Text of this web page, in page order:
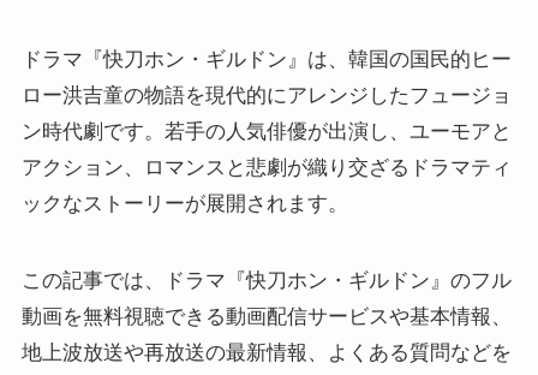
ドラマ『快刀ホン・ギルドン』は、韓国の国民的ヒー
ロー洪吉童の物語を現代的にアレンジしたフュージョ
ン時代劇です。若手の人気俳優が出演し、ユーモアと
アクション、ロマンスと悲劇が織り交ざるドラマティ
ックなストーリーが展開されます。
この記事では、ドラマ『快刀ホン・ギルドン』のフル
動画を無料視聴できる動画配信サービスや基本情報、
地上波放送や再放送の最新情報、よくある質問などを